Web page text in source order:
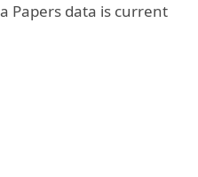
Papers data is current